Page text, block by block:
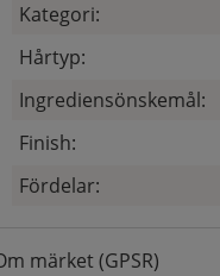
Kategori:
Hårtyp:
Ingrediensönskemål:
Finish:
Fördelar:
märket (GPSR)